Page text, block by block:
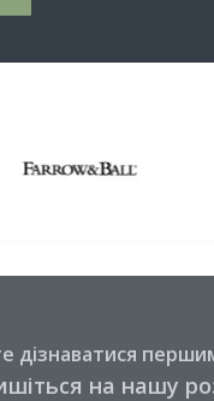
дізнаватися
на нашу